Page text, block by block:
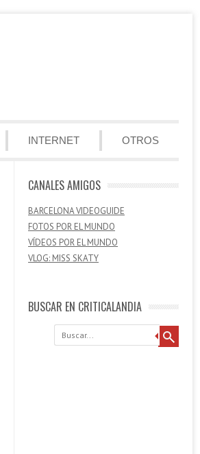
INTERNET OTROS
CANALES AMIGOS
BARCELONA VIDEOGUIDE
FOTOS POR EL MUNDO
VÍDEOS POR EL MUNDO
VLOG: MISS SKATY
BUSCAR EN CRITICALANDIA
Buscar